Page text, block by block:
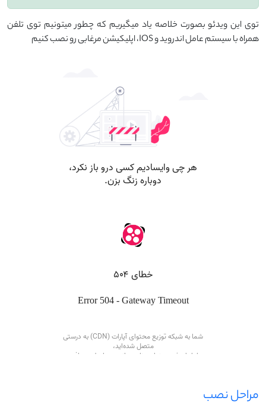
توی این ویدئو بصورت خلاصه یاد میگیریم که چطور میتونیم توی تلفن
همراه با سیستم عامل اندروید و IOS، اپلیکیشن مرغابی رو نصب کنیم
مراحل نصب